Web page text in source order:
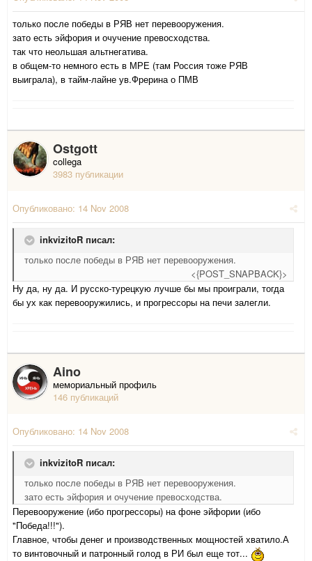
только после победы в РЯВ нет перевооружения.
зато есть эйфория и очучение превосходства.
так что неольшая альтнегатива.
в общем-то немного есть в МРЕ (там Россия тоже РЯВ
выиграла), в тайм-лайне ув.Фрерина о ПМВ
Ostgott
collega
3983 публикации
Опубликовано: 14 Nov 2008
inkvizitoR писал:
только после победы в РЯВ нет перевооружения.
<{POST_SNAPBACK}>
Ну да, ну да. И русско-турецкую лучше бы мы проиграли, тогда
бы ух как перевооружились, и прогрессоры на печи залегли.
Aino
мемориальный профиль
146 публикаций
Опубликовано: 14 Nov 2008
inkvizitoR писал:
только после победы в РЯВ нет перевооружения.
зато есть эйфория и очучение превосходства.
Перевооружение (ибо прогрессоры) на фоне эйфории (ибо
"Победа!!!").
Главное, чтобы денег и производственных мощностей хватило.А
то винтовочный и патронный голод в РИ был еще тот...